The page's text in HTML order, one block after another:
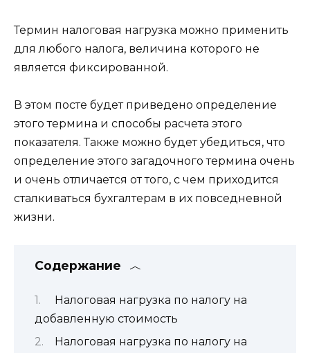
Термин налоговая нагрузка можно применить
для любого налога, величина которого не
является фиксированной.
В этом посте будет приведено определение
этого термина и способы расчета этого
показателя. Также можно будет убедиться, что
определение этого загадочного термина очень
и очень отличается от того, с чем приходится
сталкиваться бухгалтерам в их повседневной
жизни.
Содержание
Налоговая нагрузка по налогу на
добавленную стоимость
Налоговая нагрузка по налогу на